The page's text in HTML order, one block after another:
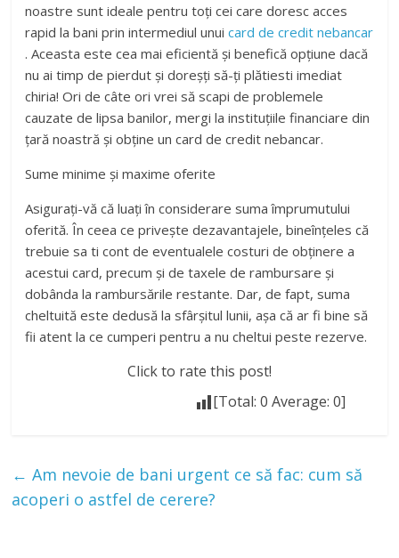
noastre sunt ideale pentru toți cei care doresc acces
rapid la bani prin intermediul unuicard de credit nebancar
. Aceasta este cea mai eficientă și benefică opțiune dacă
nu ai timp de pierdut și doreșți să-ți plătiesti imediat
chiria! Ori de câte ori vrei să scapi de problemele
cauzate de lipsa banilor, mergi la instituțiile financiare din
țară noastră și obține un card de credit nebancar.
Sume minime și maxime oferite
Asigurați-vă că luați în considerare suma împrumutului
oferită. În ceea ce privește dezavantajele, bineînțeles că
trebuie sa ti cont de eventualele costuri de obținere a
acestui card, precum și de taxele de rambursare și
dobânda la rambursările restante. Dar, de fapt, suma
cheltuită este dedusă la sfârșitul lunii, așa că ar fi bine să
fii atent la ce cumperi pentru a nu cheltui peste rezerve.
Click to rate this post!
[Total:0 Average:0]
← Am nevoie de bani urgent ce să fac: cum să
acoperi o astfel de cerere?